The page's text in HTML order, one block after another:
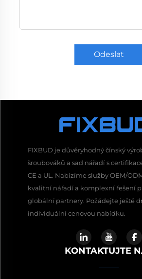
Odeslat
FIXBUD je důvěryhodný čínský
šroubováků a sad nářadí s
CE a UL. Nabízíme služby OEM/
kvalitní nářadí a komplexní řešení
globální partnery. Požádejte ještě
individuální cenovou nabídku.
KONTAKTUJTE